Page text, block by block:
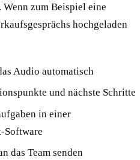
zum Beispiel eine
hochgeladen
Audio automatisch
und nächste Schritte
in einer
Software
das Team senden